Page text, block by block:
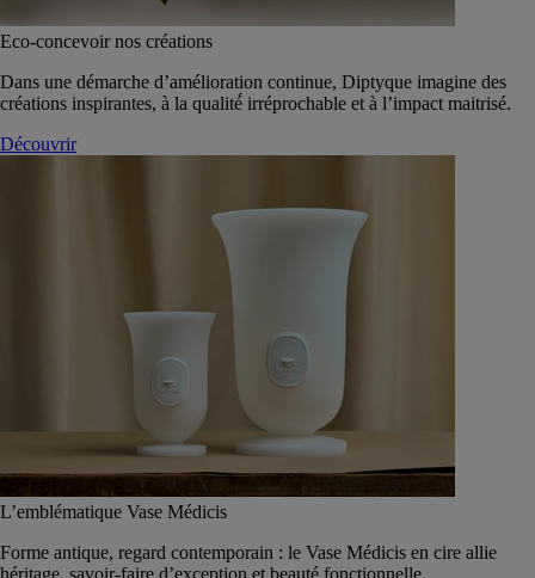
Eco-concevoir nos créations
Dans une démarche d’amélioration continue, Diptyque imagine des
créations inspirantes, à la qualité́ irréprochable et à l’impact maitrisé.
Découvrir
L’emblématique Vase Médicis
Forme antique, regard contemporain : le Vase Médicis en cire allie
héritage, savoir-faire d’exception et beauté fonctionnelle.